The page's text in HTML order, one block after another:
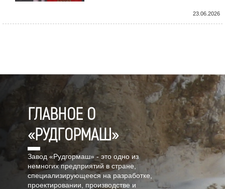
23.06.2026
ГЛАВНОЕ О
«РУДГОРМАШ»
Завод «Рудгормаш» - это одно из
немногих предприятий в стране,
специализирующееся на разработке,
проектировании, производстве и